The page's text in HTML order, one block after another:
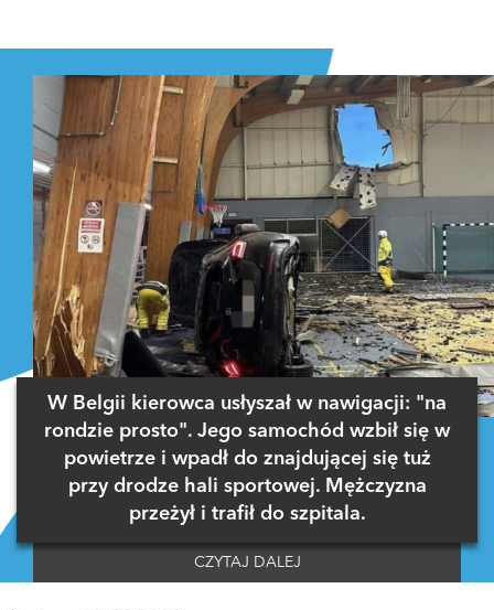
W Belgii kierowca usłyszał w nawigacji: "na
rondzie prosto". Jego samochód wzbił się w
powietrze i wpadł do znajdującej się tuż
przy drodze hali sportowej. Mężczyzna
przeżył i trafił do szpitala.
CZYTAJ DALEJ